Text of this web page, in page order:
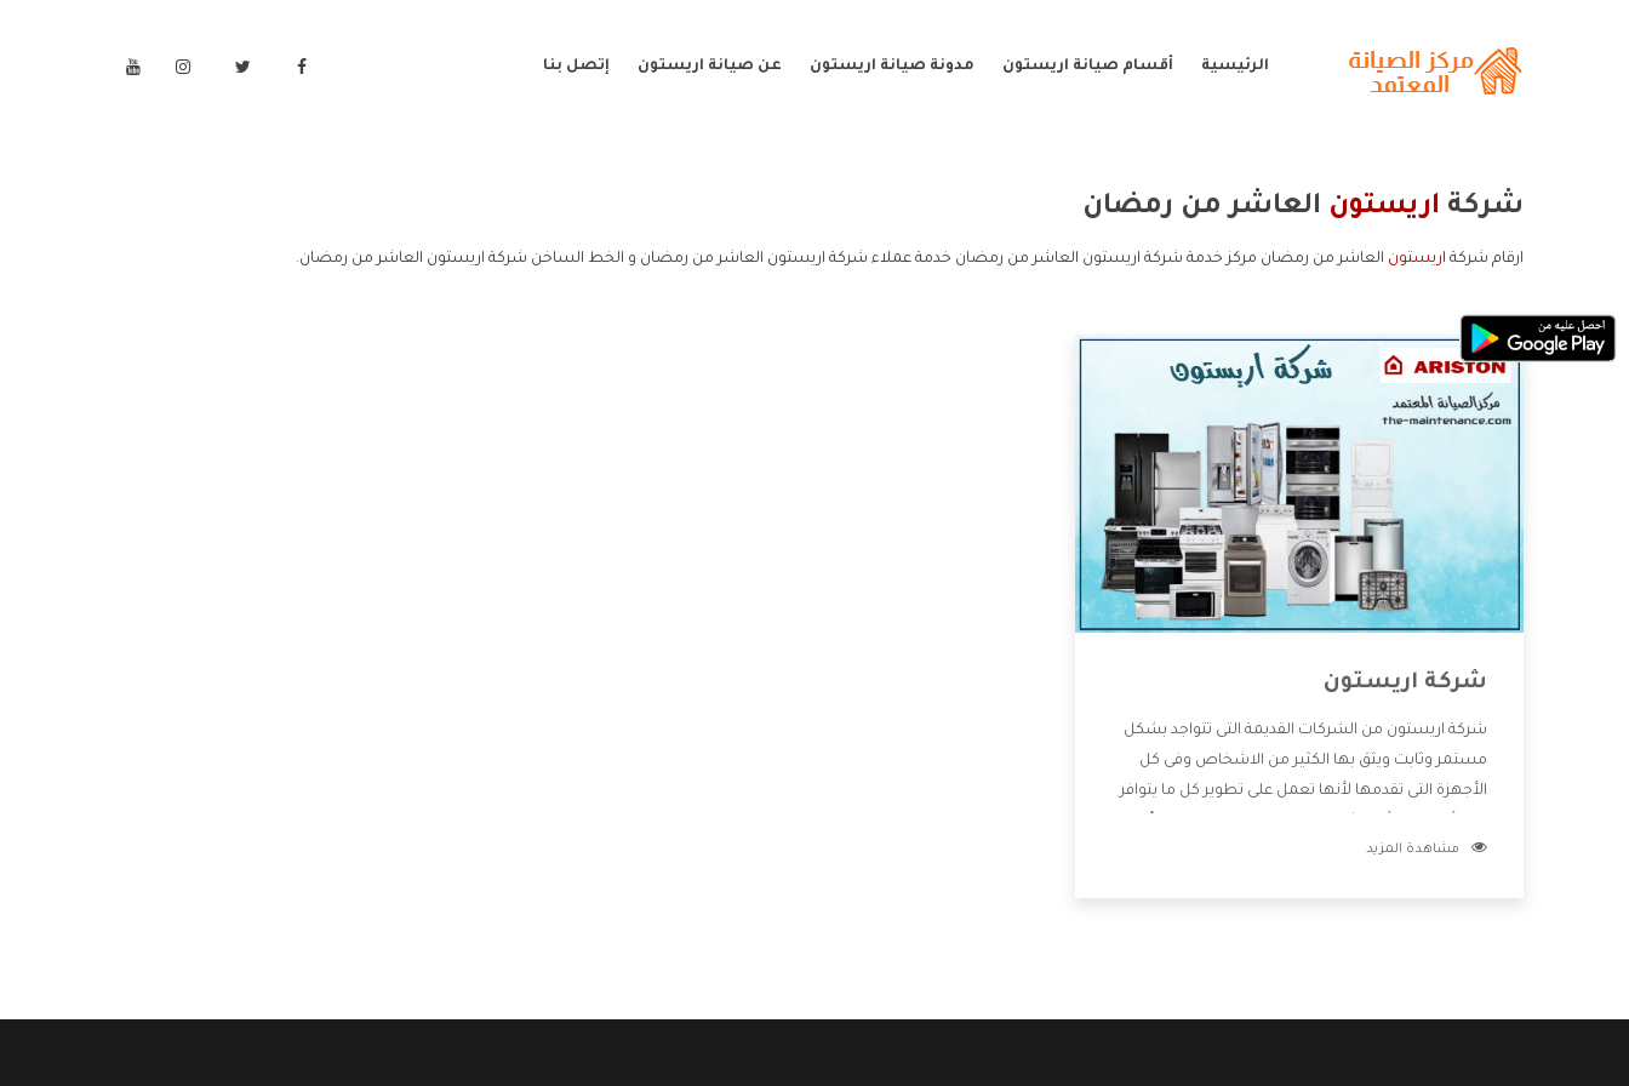
الرئيسية أقسام صيانة اريستون مدونة صيانة اريستون عن صيانة اريستون إتصل بنا
شركة اريستون العاشر من رمضان
ارقام شركة اريستون العاشر من رمضان مركز خدمة شركة اريستون العاشر من رمضان خدمة عملاء شركة اريستون العاشر من رمضان و الخط الساخن شركة اريستون العاشر من رمضان.
شركة اريستون
شركة اريستون من الشركات القديمة التى تتواجد بشكل
مستمر وثابت ويثق بها الكثير من الاشخاص وفى كل
الأجهزة التى تقدمها لأنها تعمل على تطوير كل ما يتوافر
خدمات ما بعد البيع مع المنتجات وتقدم للعملاء أقوى
مشاهدة المزيد